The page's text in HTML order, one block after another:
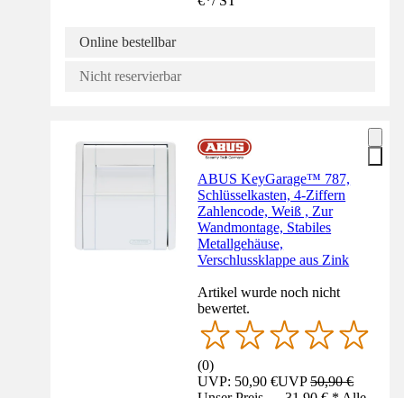
Online bestellbar
Nicht reservierbar
ABUS KeyGarage™ 787,
Schlüsselkasten, 4-Ziffern
Zahlencode, Weiß , Zur
Wandmontage, Stabiles
Metallgehäuse,
Verschlussklappe aus Zink
Artikel wurde noch nicht
bewertet.
(0)
UVP: 50,90 €UVP50,90 €